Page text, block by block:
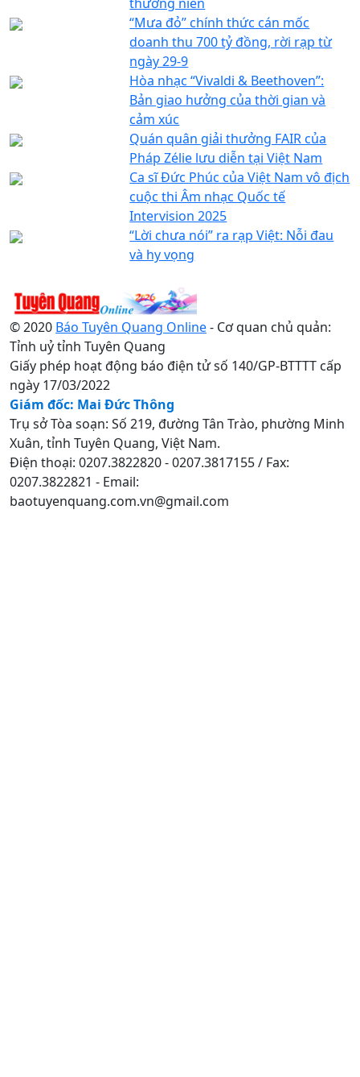
“Mưa đỏ” chính thức cán mốc
doanh thu 700 tỷ đồng, rời rạp từ
ngày 29-9
Hòa nhạc “Vivaldi & Beethoven”:
Bản giao hưởng của thời gian và
cảm xúc
Quán quân giải thưởng FAIR của
Pháp Zélie lưu diễn tại Việt Nam
Ca sĩ Đức Phúc của Việt Nam vô địch
cuộc thi Âm nhạc Quốc tế
Intervision 2025
“Lời chưa nói” ra rạp Việt: Nỗi đau
và hy vọng
© 2020 Báo Tuyên Quang Online- Cơ quan chủ quản:
Tỉnh uỷ tỉnh Tuyên Quang
Giấy phép hoạt động báo điện tử số 140/GP-BTTTT cấp
ngày 17/03/2022
Giám đốc: Mai Đức Thông
Trụ sở Tòa soạn: Số 219, đường Tân Trào, phường Minh
Xuân, tỉnh Tuyên Quang, Việt Nam.
Điện thoại: 0207.3822820 - 0207.3817155 / Fax:
0207.3822821 - Email:
baotuyenquang.com.vn@gmail.com